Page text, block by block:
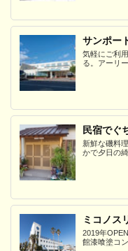
サンポー
気軽にご利
る。アーリ
民宿でぐ
新鮮な磯料
かで夕日の
ミコノス
2019年
館漆喰塗コ